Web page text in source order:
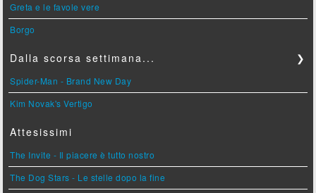
Greta e le favole vere
Borgo
Dalla scorsa settimana... ❯
Spider-Man - Brand New Day
Kim Novak's Vertigo
Attesissimi
The Invite - Il piacere è tutto nostro
The Dog Stars - Le stelle dopo la fine